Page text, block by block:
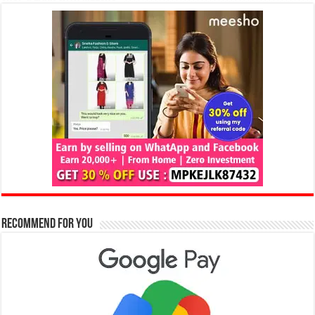
Recommend for You